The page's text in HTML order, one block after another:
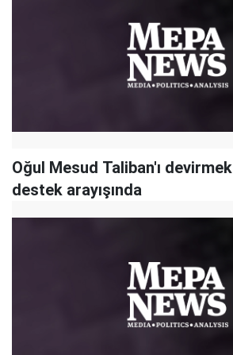
Oğul Mesud Taliban'ı
destek arayışında